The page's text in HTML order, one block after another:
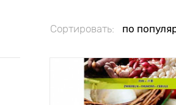
Сортировать: по
Особенности
Для